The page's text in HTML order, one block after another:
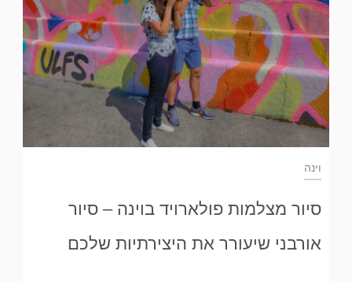
וינה
סיור מצלמות פולארויד בוינה – סיור
אורבני שיעורר את היצירתיות שלכם